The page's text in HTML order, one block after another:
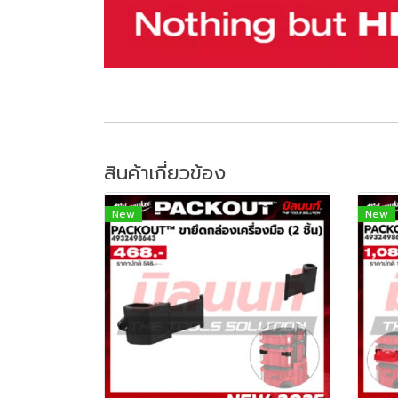
สินค้าเกี่ยวข้อง
New New